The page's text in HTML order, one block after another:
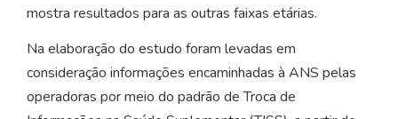
mostra resultados para as outras faixas etárias.
Na elaboração do estudo foram levadas em
consideração informações encaminhadas à ANS pelas
operadoras por meio do padrão de Troca de